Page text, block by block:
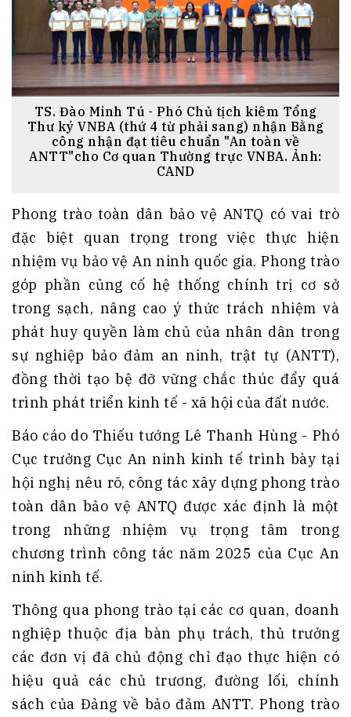
TS. Đào Minh Tú - Phó Chủ tịch kiêm Tổng
Thư ký VNBA (thứ 4 từ phải sang) nhận Bằng
công nhận đạt tiêu chuẩn "An toàn về
ANTT"cho Cơ quan Thường trực VNBA. Ảnh:
CAND
Phong trào toàn dân bảo vệ ANTQ có vai trò
đặc biệt quan trọng trong việc thực hiện
nhiệm vụ bảo vệ An ninh quốc gia. Phong trào
góp phần củng cố hệ thống chính trị cơ sở
trong sạch, nâng cao ý thức trách nhiệm và
phát huy quyền làm chủ của nhân dân trong
sự nghiệp bảo đảm an ninh, trật tự (ANTT),
đồng thời tạo bệ đỡ vững chắc thúc đẩy quá
trình phát triển kinh tế - xã hội của đất nước.
Báo cáo do Thiếu tướng Lê Thanh Hùng - Phó
Cục trưởng Cục An ninh kinh tế trình bày tại
hội nghị nêu rõ, công tác xây dựng phong trào
toàn dân bảo vệ ANTQ được xác định là một
trong những nhiệm vụ trọng tâm trong
chương trình công tác năm 2025 của Cục An
ninh kinh tế.
Thông qua phong trào tại các cơ quan, doanh
nghiệp thuộc địa bàn phụ trách, thủ trưởng
các đơn vị đã chủ động chỉ đạo thực hiện có
hiệu quả các chủ trương, đường lối, chính
sách của Đảng về bảo đảm ANTT. Phong trào